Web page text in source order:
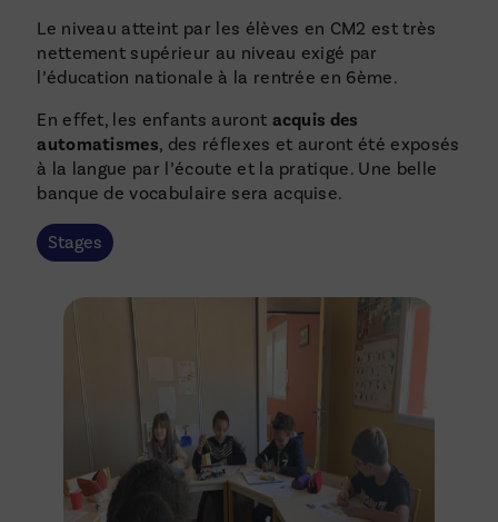
Le niveau atteint par les élèves en CM2 est très
nettement supérieur au niveau exigé par
l’éducation nationale à la rentrée en 6ème.
En effet, les enfants auront acquis des
automatismes, des réflexes et auront été exposés
à la langue par l’écoute et la pratique. Une belle
banque de vocabulaire sera acquise.
Stages